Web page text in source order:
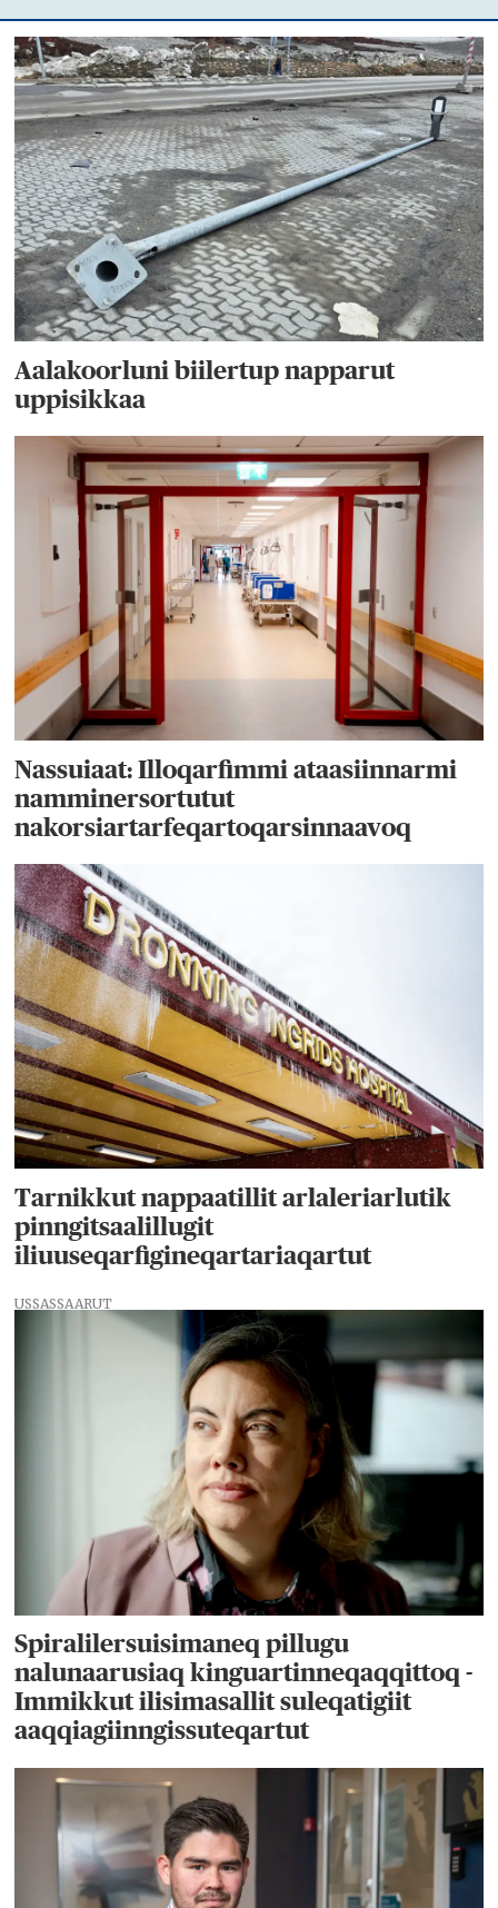
Aalakoorluni biilertup napparut
uppisikkaa
Nassuiaat: Illoqarfimmi ataasiinnarmi
namminersortutut
nakorsiartarfeqartoqarsinnaavoq
Tarnikkut nappaatillit arlaleriarlutik
pinngitsaalillugit
iliuuseqarfigineqartariaqartut
USSASSAARUT
Spiralilersuisimaneq pillugu
nalunaarusiaq kinguartinneqaqqittoq -
Immikkut ilisimasallit suleqatigiit
aaqqiagiinngissuteqartut